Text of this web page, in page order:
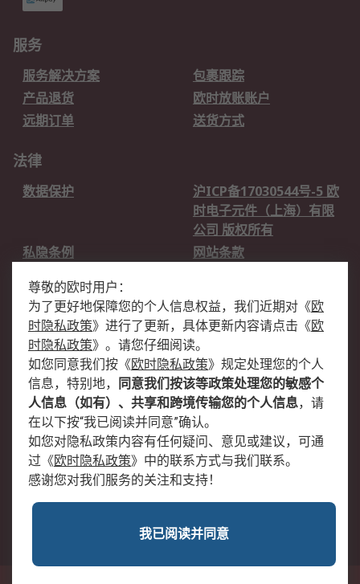
服务
服务解决方案
包裹跟踪
产品退货
欧时放账账户
远期订单
送货方式
法律
数据保护
沪ICP备17030544号-5 欧
时电子元件（上海）有限
公司 版权所有
私隐条例
网站条款
关于欧时
欧时销售条款
账户和付款
企业集团
全球办事处
关于我们
新闻中心
加入我们
沪公网安备 31011502009054号
尊敬的欧时用户：
为了更好地保障您的个人信息权益，我们近期对 《欧
时隐私政策》 进行了更新，具体更新内容请点击 《欧
时隐私政策》 。请您仔细阅读。
如您同意我们按 《欧时隐私政策》 规定处理您的个人
信息，特别地，
同意我们按该等政策处理您的敏感个
人信息（如有）、共享和跨境传输您的个人信息，请
在以下按“我已阅读并同意”确认。
如您对隐私政策内容有任何疑问、意见或建议，可通
过 《欧时隐私政策》 中的联系方式与我们联系。
感谢您对我们服务的关注和支持！
我已阅读并同意